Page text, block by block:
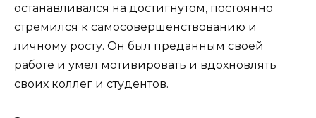
останавливался на достигнутом, постоянно
стремился к самосовершенствованию и
личному росту. Он был преданным своей
работе и умел мотивировать и вдохновлять
своих коллег и студентов.